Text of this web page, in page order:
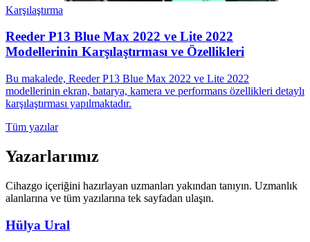
Karşılaştırma
Reeder P13 Blue Max 2022 ve Lite 2022
Modellerinin Karşılaştırması ve Özellikleri
Bu makalede, Reeder P13 Blue Max 2022 ve Lite 2022
modellerinin ekran, batarya, kamera ve performans özellikleri detaylı
karşılaştırması yapılmaktadır.
Tüm yazılar
Yazarlarımız
Cihazgo içeriğini hazırlayan uzmanları yakından tanıyın. Uzmanlık
alanlarına ve tüm yazılarına tek sayfadan ulaşın.
Hülya Ural